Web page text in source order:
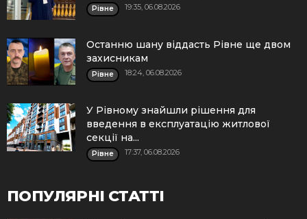
Рівне 19:35, 06.08.2026
Останню шану віддасть Рівне ще двом
захисникам
Рівне 18:24, 06.08.2026
У Рівному знайшли рішення для
введення в експлуатацію житлової
секції на...
Рівне 17:37, 06.08.2026
ПОПУЛЯРНІ СТАТТІ